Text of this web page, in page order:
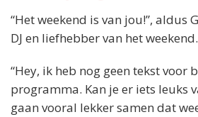
“Het weekend is van jou!”, aldus
DJ en liefhebber van het weekend.
“Hey, ik heb nog geen tekst voor
programma. Kan je er iets leuks
gaan vooral lekker samen dat